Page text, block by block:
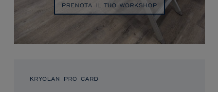
PRENOTA IL TUO WORKSHOP
KRYOLAN PRO CARD